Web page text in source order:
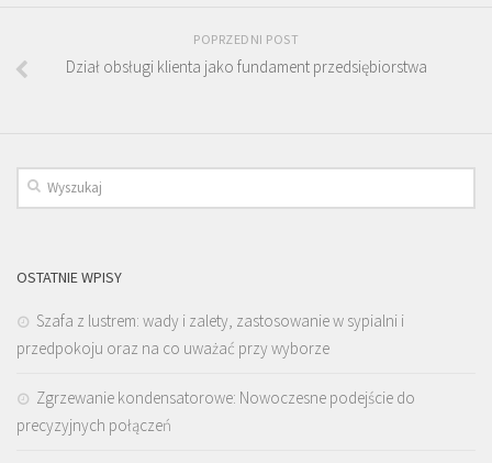
POPRZEDNI POST
Dział obsługi klienta jako fundament przedsiębiorstwa
OSTATNIE WPISY
Szafa z lustrem: wady i zalety, zastosowanie w sypialni i
przedpokoju oraz na co uważać przy wyborze
Zgrzewanie kondensatorowe: Nowoczesne podejście do
precyzyjnych połączeń